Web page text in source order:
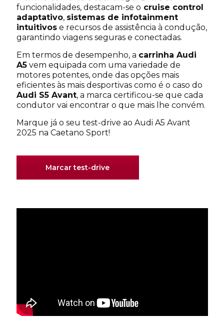
- Selecione um concessionário -
Aceito a política de privacidade de dados.
Autorizo o tratamento dos meus dados pessoais
para marketing de produtos e serviços
comercializados pelas sociedades participadas
da Caetano Automotive Portugal, S.A. (Caetano),
pelas sociedades participadas da Salvador
Caetano Auto, SGPS, S.A. e pelas sociedades
importadoras e/ou fabricantes da marca do
veículo que seja adquirido, objeto de prestação
de serviços, que foi experimentado ou em que
mostrei interesse.
funcionalidades, destacam-se o cruise control
adaptativo, sistemas de infotainment
intuitivose recursos de assistência à condução,
garantindo viagens seguras e conectadas.
Em termos de desempenho, a carrinha Audi
A5vem equipada com uma variedade de
motores potentes, onde das opções mais
eficientes às mais desportivas como é o caso do
Audi S5 Avant, a marca certificou-se que cada
condutor vai encontrar o que mais lhe convém.
Marque já o seu test-drive ao Audi A5 Avant
2025 na Caetano Sport!
Marcar test-drive